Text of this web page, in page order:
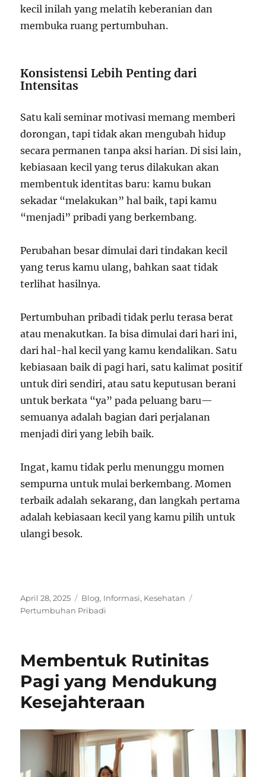
kecil inilah yang melatih keberanian dan
membuka ruang pertumbuhan.
Konsistensi Lebih Penting dari
Intensitas
Satu kali seminar motivasi memang memberi
dorongan, tapi tidak akan mengubah hidup
secara permanen tanpa aksi harian. Di sisi lain,
kebiasaan kecil yang terus dilakukan akan
membentuk identitas baru: kamu bukan
sekadar “melakukan” hal baik, tapi kamu
“menjadi” pribadi yang berkembang.
Perubahan besar dimulai dari tindakan kecil
yang terus kamu ulang, bahkan saat tidak
terlihat hasilnya.
Pertumbuhan pribadi tidak perlu terasa berat
atau menakutkan. Ia bisa dimulai dari hari ini,
dari hal-hal kecil yang kamu kendalikan. Satu
kebiasaan baik di pagi hari, satu kalimat positif
untuk diri sendiri, atau satu keputusan berani
untuk berkata “ya” pada peluang baru—
semuanya adalah bagian dari perjalanan
menjadi diri yang lebih baik.
Ingat, kamu tidak perlu menunggu momen
sempurna untuk mulai berkembang. Momen
terbaik adalah sekarang, dan langkah pertama
adalah kebiasaan kecil yang kamu pilih untuk
ulangi besok.
Posted
on
April 28, 2025 Categories
Blog, Informasi, Kesehatan
Pertumbuhan Pribadi
Membentuk Rutinitas
Pagi yang Mendukung
Kesejahteraan